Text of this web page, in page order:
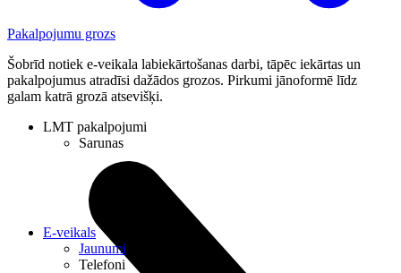
Pakalpojumu grozs
Šobrīd notiek e-veikala labiekārtošanas darbi, tāpēc iekārtas un
pakalpojumus atradīsi dažādos grozos. Pirkumi jānoformē līdz
galam katrā grozā atsevišķi.
LMT pakalpojumi
Sarunas
E-veikals
Jaunumi
Telefoni